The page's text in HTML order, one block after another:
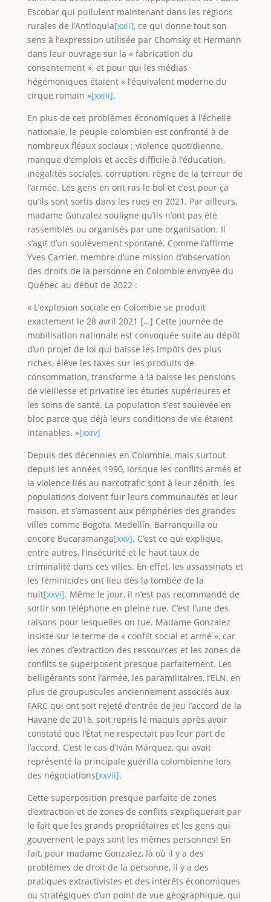
Escobar qui pullulent maintenant dans les régions
rurales de l’Antioquia[xxii], ce qui donne tout son
sens à l’expression utilisée par Chomsky et Hermann
dans leur ouvrage sur la « fabrication du
consentement », et pour qui les médias
hégémoniques étaient « l’équivalent moderne du
cirque romain »[xxiii].
En plus de ces problèmes économiques à l’échelle
nationale, le peuple colombien est confronté à de
nombreux fléaux sociaux : violence quotidienne,
manque d’emplois et accès difficile à l’éducation,
inégalités sociales, corruption, règne de la terreur de
l’armée. Les gens en ont ras le bol et c’est pour ça
qu’ils sont sortis dans les rues en 2021. Par ailleurs,
madame Gonzalez souligne qu’ils n’ont pas été
rassemblés ou organisés par une organisation. Il
s’agit d’un soulèvement spontané. Comme l’affirme
Yves Carrier, membre d’une mission d’observation
des droits de la personne en Colombie envoyée du
Québec au début de 2022 :
« L’explosion sociale en Colombie se produit
exactement le 28 avril 2021 […] Cette journée de
mobilisation nationale est convoquée suite au dépôt
d’un projet de loi qui baisse les impôts des plus
riches, élève les taxes sur les produits de
consommation, transforme à la baisse les pensions
de vieillesse et privatise les études supérieures et
les soins de santé. La population s’est soulevée en
bloc parce que déjà leurs conditions de vie étaient
intenables. »[xxiv]
Depuis des décennies en Colombie, mais surtout
depuis les années 1990, lorsque les conflits armés et
la violence liés au narcotrafic sont à leur zénith, les
populations doivent fuir leurs communautés et leur
maison, et s’amassent aux périphéries des grandes
villes comme Bogota, Medellín, Barranquilla ou
encore Bucaramanga[xxv]. C’est ce qui explique,
entre autres, l’insécurité et le haut taux de
criminalité dans ces villes. En effet, les assassinats et
les féminicides ont lieu dès la tombée de la
nuit[xxvi]. Même le jour, il n’est pas recommandé de
sortir son téléphone en pleine rue. C’est l’une des
raisons pour lesquelles on tue. Madame Gonzalez
insiste sur le terme de « conflit social et armé », car
les zones d’extraction des ressources et les zones de
conflits se superposent presque parfaitement. Les
belligérants sont l’armée, les paramilitaires, l’ELN, en
plus de groupuscules anciennement associés aux
FARC qui ont soit rejeté d’entrée de jeu l’accord de la
Havane de 2016, soit repris le maquis après avoir
constaté que l’État ne respectait pas leur part de
l’accord. C’est le cas d’Iván Márquez, qui avait
représenté la principale guérilla colombienne lors
des négociations[xxvii].
Cette superposition presque parfaite de zones
d’extraction et de zones de conflits s’expliquerait par
le fait que les grands propriétaires et les gens qui
gouvernent le pays sont les mêmes personnes! En
fait, pour madame Gonzalez, là où il y a des
problèmes de droit de la personne, il y a des
pratiques extractivistes et des intérêts économiques
ou stratégiques d’un point de vue géographique, qui